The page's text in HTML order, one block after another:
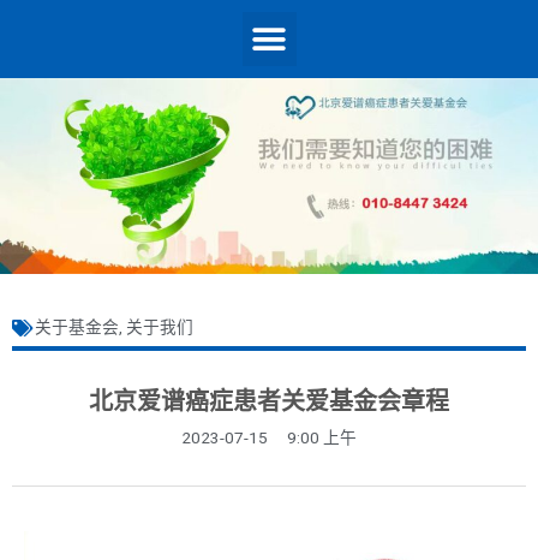
关于基金会, 关于我们
北京爱谱癌症患者关爱基金会章程
2023-07-15 9:00 上午